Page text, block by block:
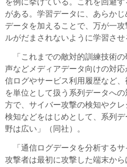
を例に挙げている。これを回避
がある。学習データに、あらか
データを加えることで、万が一
ルがだまされないように学習させ
「これまでの敵対的訓練技術の
声などメディアデータ向けの対
信ログやサービス利用履歴など
を単位として扱う系列データへ
方で、サイバー攻撃の検知やク
検知などをはじめとして、系列
野は広い」（同社）。
「通信ログデータを分析するサ
攻撃者は最初に攻撃した端末か